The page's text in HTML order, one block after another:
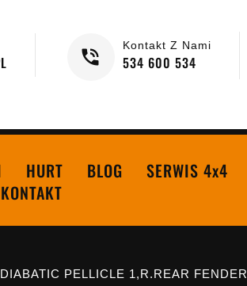
Kontakt Z Nami
534 600 534
HURT BLOG
SERWIS 4x4
KONTAKT
PELLICLE 1,R.REAR FENDER